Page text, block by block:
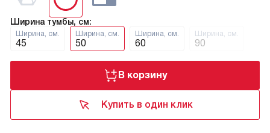
Ширина тумбы, см:
Ширина, см.
45
Ширина, см.
50
Ширина, см.
60
Ширина, см.
90
В корзину
Купить в один клик